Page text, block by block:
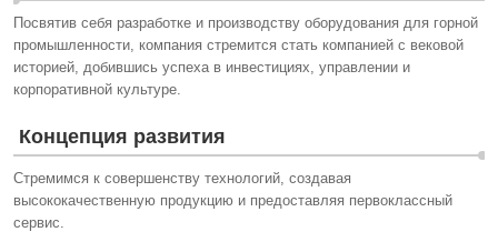
Посвятив себя разработке и производству оборудования для горной
промышленности, компания стремится стать компанией с вековой
историей, добившись успеха в инвестициях, управлении и
корпоративной культуре.
Концепция развития
Стремимся к совершенству технологий, создавая
высококачественную продукцию и предоставляя первоклассный
сервис.